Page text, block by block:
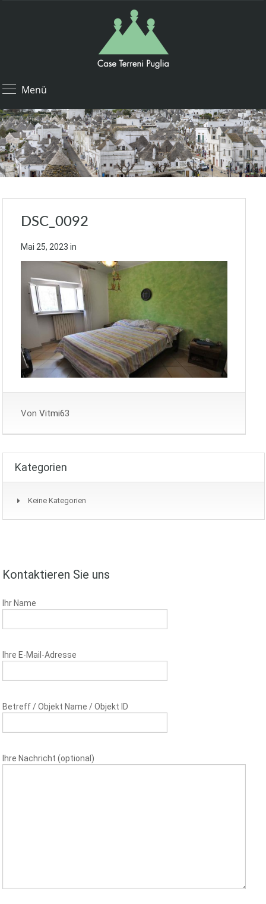
Menü
DSC_0092
Mai 25, 2023 in
Von Vitmi63
Kategorien
Keine Kategorien
Kontaktieren Sie uns
Ihr Name
Ihre E-Mail-Adresse
Betreff / Objekt Name / Objekt ID
Ihre Nachricht (optional)